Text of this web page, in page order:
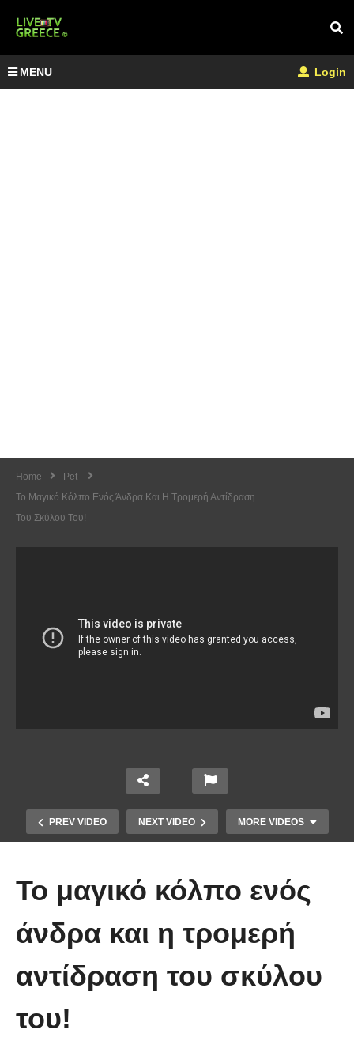
MENU Login
Home
Pet
Το Μαγικό Κόλπο Ενός Άνδρα Και Η Τρομερή Αντίδραση
Του Σκύλου Του!
PREV VIDEO NEXT VIDEO MORE VIDEOS
στον κόσμο!! (Video)
Το μαγικό κόλπο ενός
άνδρα και η τρομερή
αντίδραση του σκύλου
του!